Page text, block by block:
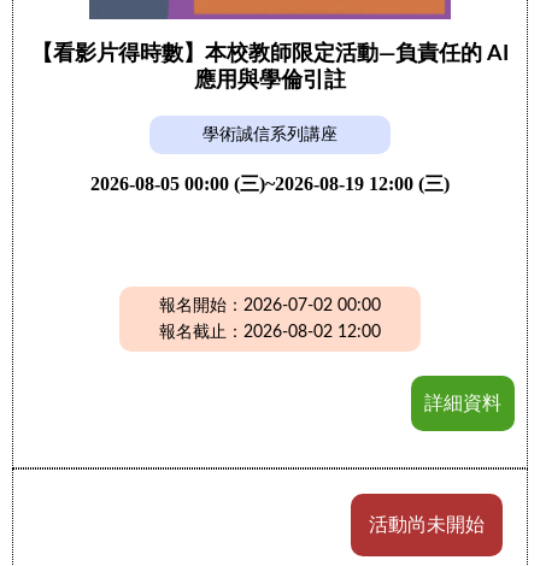
【看影片得時數】本校教師限定活動—負責任的 AI
應用與學倫引註
學術誠信系列講座
2026-08-05 00:00 (三)~2026-08-19 12:00 (三)
報名開始：2026-07-02 00:00
報名截止：2026-08-02 12:00
詳細資料
活動尚未開始